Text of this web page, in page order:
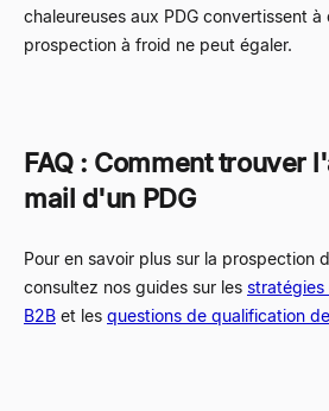
chaleureuses aux PDG convertissent
prospection à froid ne peut égaler.
FAQ : Comment trouver
mail d'un PDG
Pour en savoir plus sur la prospection
consultez nos guides sur les
B2B et les questions de qualification